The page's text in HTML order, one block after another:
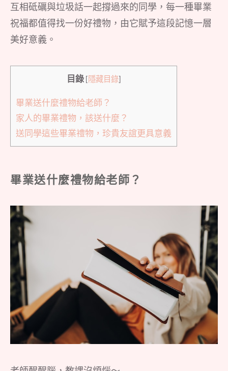
互相砥礪與垃圾話一起撐過來的同學，每一種畢業
祝福都值得找一份好禮物，由它賦予這段記憶一層
美好意義。
目錄 [隱藏目錄]
畢業送什麼禮物給老師？
家人的畢業禮物，該送什麼？
送同學這些畢業禮物，珍貴友誼更具意義
畢業送什麼禮物給老師？